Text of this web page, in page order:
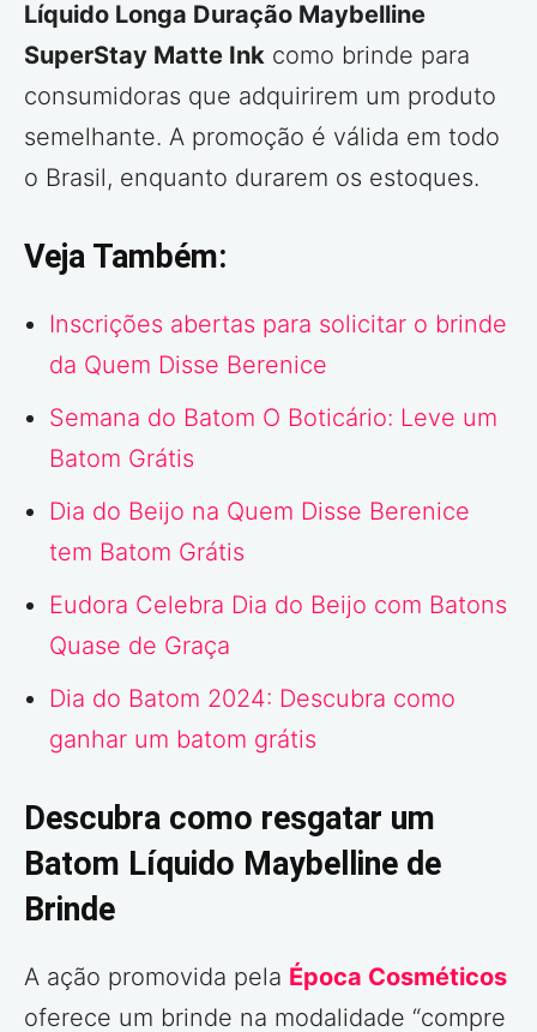
Líquido Longa Duração Maybelline
SuperStay Matte Ink como brinde para
consumidoras que adquirirem um produto
semelhante. A promoção é válida em todo
o Brasil, enquanto durarem os estoques.
Veja Também:
Inscrições abertas para solicitar o brinde
da Quem Disse Berenice
Semana do Batom O Boticário: Leve um
Batom Grátis
Dia do Beijo na Quem Disse Berenice
tem Batom Grátis
Eudora Celebra Dia do Beijo com Batons
Quase de Graça
Dia do Batom 2024: Descubra como
ganhar um batom grátis
Descubra como resgatar um
Batom Líquido Maybelline de
Brinde
A ação promovida pela Época Cosméticos
oferece um brinde na modalidade “compre